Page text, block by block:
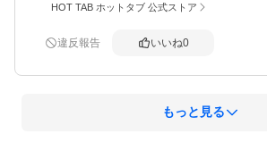
HOT TAB ホットタブ 公式ストア
違反報告 いいね0
もっと見る